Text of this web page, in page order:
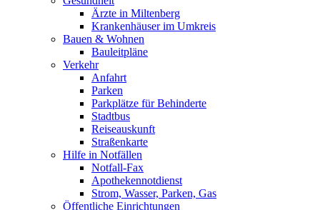
Ärzte in Miltenberg
Krankenhäuser im Umkreis
Bauen & Wohnen
Bauleitpläne
Verkehr
Anfahrt
Parken
Parkplätze für Behinderte
Stadtbus
Reiseauskunft
Straßenkarte
Hilfe in Notfällen
Notfall-Fax
Apothekennotdienst
Strom, Wasser, Parken, Gas
Öffentliche Einrichtungen